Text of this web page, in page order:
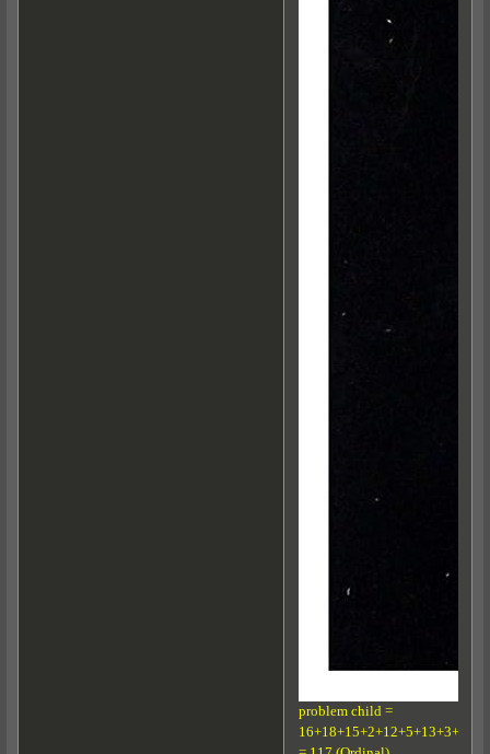
problem child =